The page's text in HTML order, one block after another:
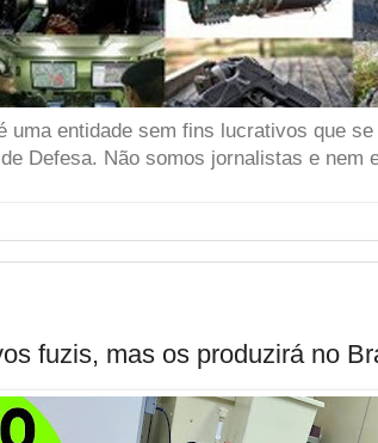
uma entidade sem fins lucrativos que
Defesa. Não somos jornalistas e nem
fuzis, mas os produzirá no